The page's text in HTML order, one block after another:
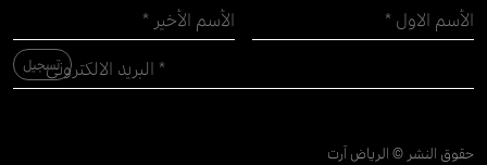
حقوق النشر © الرياض آرت